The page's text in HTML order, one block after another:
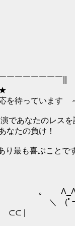
￣￣￣￣￣￣||
っています
あなたのレスを
たの負け！
最も喜ぶことで
｡
ｷﾎ
⊂⊂ |